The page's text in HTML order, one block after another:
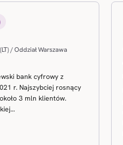
/ Oddział Warszawa
bank cyfrowy z
r. Najszybciej rosnący
3 mln klientów.